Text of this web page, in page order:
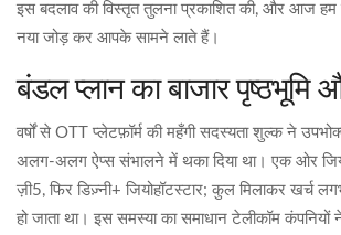
इस बदलाव की विस्तृत तुलना प्रकाशित की, और आज
नया जोड़ कर आपके सामने लाते हैं।
बंडल प्लान का बाजार पृष्ठभूमि
वर्षों से OTT प्लेटफ़ॉर्म की महँगी सदस्यता शुल्क ने
अलग‑अलग ऐप्स संभालने में थका दिया था। एक ओर
ज़ी5, फिर डिज़्नी+ जियोहॉटस्टार; कुल मिलाकर खर्च
हो जाता था। इस समस्या का समाधान टेलीकॉम